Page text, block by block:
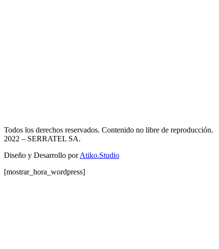
Todos los derechos reservados. Contenido no libre de reproducción.
2022 – SERRATEL SA.
Diseño y Desarrollo porAtiko.Studio
[mostrar_hora_wordpress]